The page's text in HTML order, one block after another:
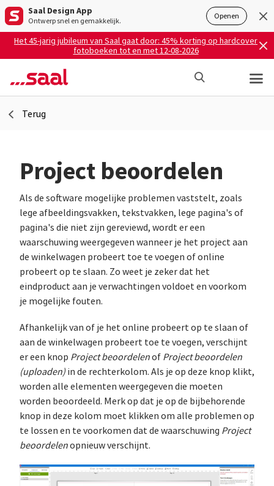
Saal Design App
Ontwerp snel en gemakkelijk. Openen
Het 45-jarig jubileum van Saal gaat door: 45% korting op hardcover
fotoboeken tot en met 12-08-2026
Terug
Project beoordelen
Als de software mogelijke problemen vaststelt, zoals
lege afbeeldingsvakken, tekstvakken, lege pagina's of
pagina's die niet zijn gereviewd, wordt er een
waarschuwing weergegeven wanneer je het project aan
de winkelwagen probeert toe te voegen of online
probeert op te slaan. Zo weet je zeker dat het
eindproduct aan je verwachtingen voldoet en voorkom
je mogelijke fouten.
Afhankelijk van of je het online probeert op te slaan of
aan de winkelwagen probeert toe te voegen, verschijnt
er een knop Project beoordelenof Project beoordelen
(uploaden) in de rechterkolom. Als je op deze knop klikt,
worden alle elementen weergegeven die moeten
worden beoordeeld. Merk op dat je op de bijbehorende
knop in deze kolom moet klikken om alle problemen op
te lossen en te voorkomen dat de waarschuwing Project
beoordelenopnieuw verschijnt.